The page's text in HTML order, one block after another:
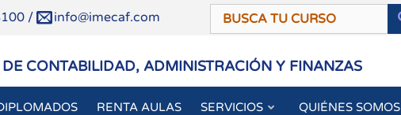
/ info@imecaf.com
CONTABILIDAD, ADMINISTRACIÓN Y FINANZAS
RENTA AULAS SERVICIOS QUIÉNES SOMOS